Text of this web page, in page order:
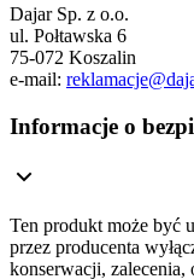
Dajar Sp. z o.o.
ul. Połtawska 6
75-072 Koszalin
e-mail:
Informacje o
Ten produkt może być
przez producenta
konserwacji, zalecenia,